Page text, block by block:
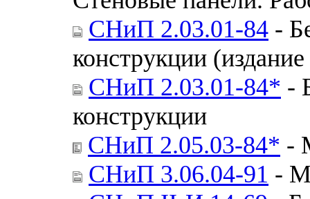
СНиП 2.03.01-84 -
конструкции
СНиП 2.03.01-84* -
конструкции
СНиП 2.05.03-84* -
СНиП 3.06.04-91 -